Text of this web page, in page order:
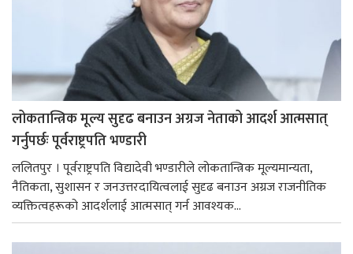
लोकतान्त्रिक मूल्य सुदृढ बनाउन अग्रज नेताको आदर्श आत्मसात्
गर्नुपर्छः पूर्वराष्ट्रपति भण्डारी
ललितपुर । पूर्वराष्ट्रपति विद्यादेवी भण्डारीले लोकतान्त्रिक मूल्यमान्यता,
नैतिकता, सुशासन र जनउत्तरदायित्वलाई सुदृढ बनाउन अग्रज राजनीतिक
व्यक्तित्वहरूको आदर्शलाई आत्मसात् गर्न आवश्यक...